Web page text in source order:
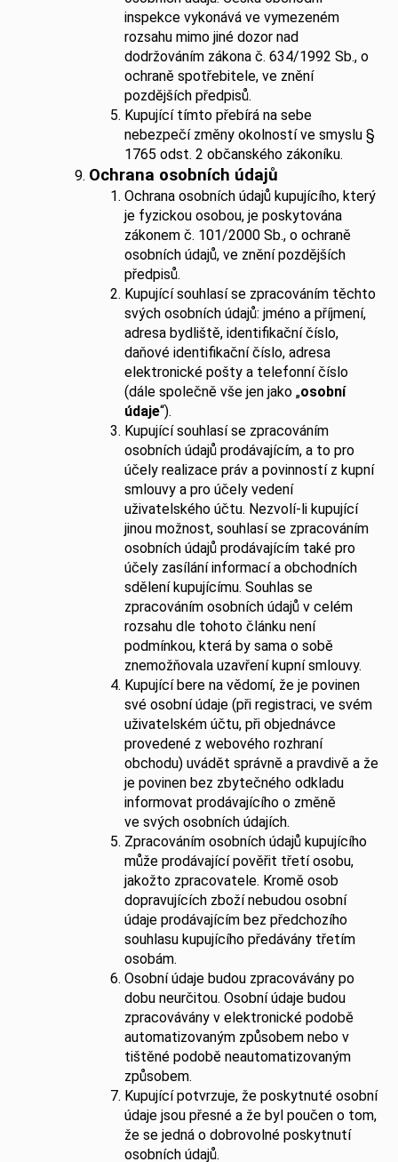
inspekce vykonává ve vymezeném
rozsahu mimo jiné dozor nad
dodržováním zákona č. 634/1992 Sb., o
ochraně spotřebitele, ve znění
pozdějších předpisů.
Kupující tímto přebírá na sebe
nebezpečí změny okolností ve smyslu §
1765 odst. 2 občanského zákoníku.
Ochrana osobních údajů
Ochrana osobních údajů kupujícího, který
je fyzickou osobou, je poskytována
zákonem č. 101/2000 Sb., o ochraně
osobních údajů, ve znění pozdějších
předpisů.
Kupující souhlasí se zpracováním těchto
svých osobních údajů: jméno a příjmení,
adresa bydliště, identifikační číslo,
daňové identifikační číslo, adresa
elektronické pošty a telefonní číslo
(dále společně vše jen jako „osobní
údaje“).
Kupující souhlasí se zpracováním
osobních údajů prodávajícím, a to pro
účely realizace práv a povinností z kupní
smlouvy a pro účely vedení
uživatelského účtu. Nezvolí-li kupující
jinou možnost, souhlasí se zpracováním
osobních údajů prodávajícím také pro
účely zasílání informací a obchodních
sdělení kupujícímu. Souhlas se
zpracováním osobních údajů v celém
rozsahu dle tohoto článku není
podmínkou, která by sama o sobě
znemožňovala uzavření kupní smlouvy.
Kupující bere na vědomí, že je povinen
své osobní údaje (při registraci, ve svém
uživatelském účtu, při objednávce
provedené z webového rozhraní
obchodu) uvádět správně a pravdivě a že
je povinen bez zbytečného odkladu
informovat prodávajícího o změně
ve svých osobních údajích.
Zpracováním osobních údajů kupujícího
může prodávající pověřit třetí osobu,
jakožto zpracovatele. Kromě osob
dopravujících zboží nebudou osobní
údaje prodávajícím bez předchozího
souhlasu kupujícího předávány třetím
osobám.
Osobní údaje budou zpracovávány po
dobu neurčitou. Osobní údaje budou
zpracovávány v elektronické podobě
automatizovaným způsobem nebo v
tištěné podobě neautomatizovaným
způsobem.
Kupující potvrzuje, že poskytnuté osobní
údaje jsou přesné a že byl poučen o tom,
že se jedná o dobrovolné poskytnutí
osobních údajů.